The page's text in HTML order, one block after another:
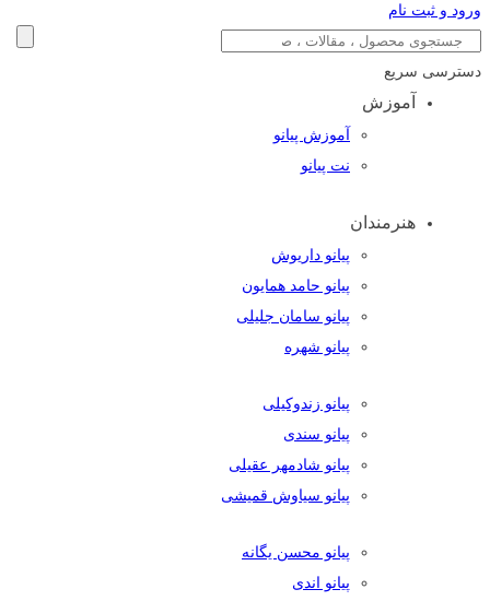
ورود و ثبت نام
دسترسی سریع
آموزش
آموزش پیانو
نت پیانو
هنرمندان
پیانو داریوش
پیانو حامد همایون
پیانو سامان جلیلی
پیانو شهره
پیانو زندوکیلی
پیانو سندی
پیانو شادمهر عقیلی
پیانو سیاوش قمیشی
پیانو محسن یگانه
پیانو اندی